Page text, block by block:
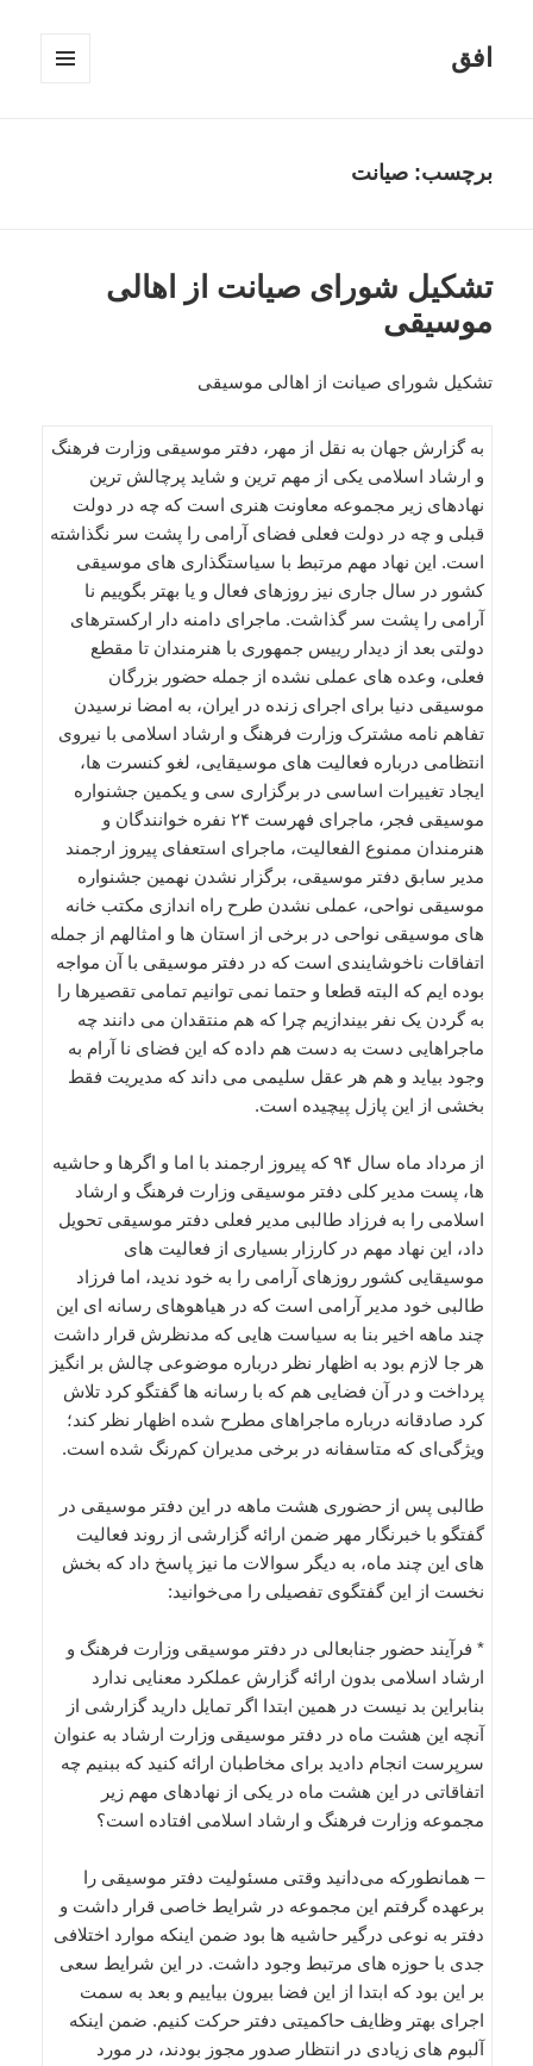
افق
برچسب:صیانت
تشکیل شورای صیانت از اهالی
موسیقی
تشکیل شورای صیانت از اهالی موسیقی
به گزارش جهان به نقل از مهر، دفتر موسیقی وزارت فرهنگ
و ارشاد اسلامی یکی از مهم ترین و شاید پرچالش ترین
نهادهای زیر مجموعه معاونت هنری است که چه در دولت
قبلی و چه در دولت فعلی فضای آرامی را پشت سر نگذاشته
است. این نهاد مهم مرتبط با سیاستگذاری های موسیقی
کشور در سال جاری نیز روزهای فعال و یا بهتر بگوییم نا
آرامی را پشت سر گذاشت. ماجرای دامنه دار ارکسترهای
دولتی بعد از دیدار رییس جمهوری با هنرمندان تا مقطع
فعلی، وعده های عملی نشده از جمله حضور بزرگان
موسیقی دنیا برای اجرای زنده در ایران، به امضا نرسیدن
تفاهم نامه مشترک وزارت فرهنگ و ارشاد اسلامی با نیروی
انتظامی درباره فعالیت های موسیقایی، لغو کنسرت ها،
ایجاد تغییرات اساسی در برگزاری سی و یکمین جشنواره
موسیقی فجر، ماجرای فهرست ۲۴ نفره خوانندگان و
هنرمندان ممنوع الفعالیت، ماجرای استعفای پیروز ارجمند
مدیر سابق دفتر موسیقی، برگزار نشدن نهمین جشنواره
موسیقی نواحی، عملی نشدن طرح راه اندازی مکتب خانه
های موسیقی نواحی در برخی از استان ها و امثالهم از جمله
اتفاقات ناخوشایندی است که در دفتر موسیقی با آن مواجه
بوده ایم که البته قطعا و حتما نمی توانیم تمامی تقصیرها را
به گردن یک نفر بیندازیم چرا که هم منتقدان می دانند چه
ماجراهایی دست به دست هم داده که این فضای نا آرام به
وجود بیاید و هم هر عقل سلیمی می داند که مدیریت فقط
بخشی از این پازل پیچیده است.
از مرداد ماه سال ۹۴ که پیروز ارجمند با اما و اگرها و حاشیه
ها، پست مدیر کلی دفتر موسیقی وزارت فرهنگ و ارشاد
اسلامی را به فرزاد طالبی مدیر فعلی دفتر موسیقی تحویل
داد، این نهاد مهم در کارزار بسیاری از فعالیت های
موسیقایی کشور روزهای آرامی را به خود ندید، اما فرزاد
طالبی خود مدیر آرامی است که در هیاهوهای رسانه ای این
چند ماهه اخیر بنا به سیاست هایی که مدنظرش قرار داشت
هر جا لازم بود به اظهار نظر درباره موضوعی چالش بر انگیز
پرداخت و در آن فضایی هم که با رسانه ها گفتگو کرد تلاش
کرد صادقانه درباره ماجراهای مطرح شده اظهار نظر کند؛
ویژگی‌ای که متاسفانه در برخی مدیران کم‌رنگ شده است.
طالبی پس از حضوری هشت ماهه در این دفتر موسیقی در
گفتگو با خبرنگار مهر ضمن ارائه گزارشی از روند فعالیت
های این چند ماه، به دیگر سوالات ما نیز پاسخ داد که بخش
نخست از این گفتگوی تفصیلی را می‌خوانید:
* فرآیند حضور جنابعالی در دفتر موسیقی وزارت فرهنگ و
ارشاد اسلامی بدون ارائه گزارش عملکرد معنایی ندارد
بنابراین بد نیست در همین ابتدا اگر تمایل دارید گزارشی از
آنچه این هشت ماه در دفتر موسیقی وزارت ارشاد به عنوان
سرپرست انجام دادید برای مخاطبان ارائه کنید که ببنیم چه
اتفاقاتی در این هشت ماه در یکی از نهادهای مهم زیر
مجموعه وزارت فرهنگ و ارشاد اسلامی افتاده است؟
– همانطورکه می‌دانید وقتی مسئولیت دفتر موسیقی را
برعهده گرفتم این مجموعه در شرایط خاصی قرار داشت و
دفتر به نوعی درگیر حاشیه ها بود ضمن اینکه موارد اختلافی
جدی با حوزه های مرتبط وجود داشت. در این شرایط سعی
بر این بود که ابتدا از این فضا بیرون بیاییم و بعد به سمت
اجرای بهتر وظایف حاکمیتی دفتر حرکت کنیم. ضمن اینکه
آلبوم های زیادی در انتظار صدور مجوز بودند، در مورد